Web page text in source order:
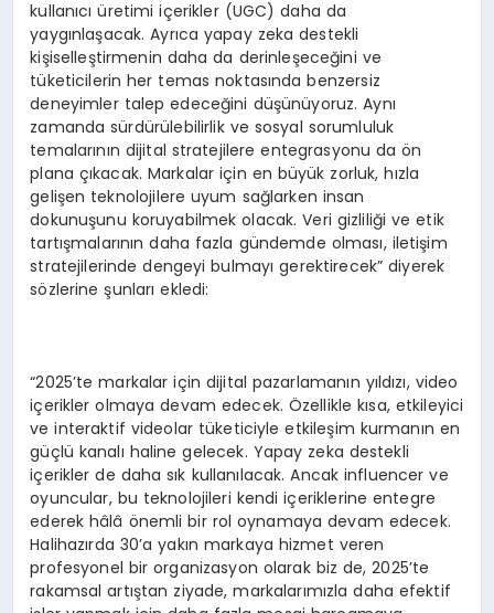
kullanıcı üretimi içerikler (UGC) daha da
yaygınlaşacak. Ayrıca yapay zeka destekli
kişiselleştirmenin daha da derinleşeceğini ve
tüketicilerin her temas noktasında benzersiz
deneyimler talep edeceğini düşünüyoruz. Aynı
zamanda sürdürülebilirlik ve sosyal sorumluluk
temalarının dijital stratejilere entegrasyonu da ön
plana çıkacak. Markalar için en büyük zorluk, hızla
gelişen teknolojilere uyum sağlarken insan
dokunuşunu koruyabilmek olacak. Veri gizliliği ve etik
tartışmalarının daha fazla gündemde olması, iletişim
stratejilerinde dengeyi bulmayı gerektirecek” diyerek
sözlerine şunları ekledi:
“2025’te markalar için dijital pazarlamanın yıldızı, video
içerikler olmaya devam edecek. Özellikle kısa, etkileyici
ve interaktif videolar tüketiciyle etkileşim kurmanın en
güçlü kanalı haline gelecek. Yapay zeka destekli
içerikler de daha sık kullanılacak. Ancak influencer ve
oyuncular, bu teknolojileri kendi içeriklerine entegre
ederek hâlâ önemli bir rol oynamaya devam edecek.
Halihazırda 30’a yakın markaya hizmet veren
profesyonel bir organizasyon olarak biz de, 2025’te
rakamsal artıştan ziyade, markalarımızla daha efektif